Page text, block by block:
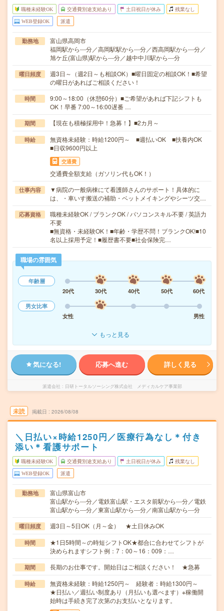
職種未経験OK 交通費別途支給あり 土日祝日が休み 残業なし
WEB登録OK 派遣
勤務地
富山県高岡市
福岡駅から---分／高岡駅駅から---分／西高岡駅から---分／
旭ケ丘(富山県)駅から---分／越中中川駅から---分
曜日頻度
週3日～（週2日～も相談OK）■曜日固定の相談OK！■希望
の曜日があればご相談ください！
時間
9:00～18:00（休憩60分）■ご希望があれば下記シフトも
OK！早番 7:00～16:00遅番 …
期間 【現在も積極採用中！急募！】■2カ月～
時給
無資格未経験：時給1200円～ ■週払いOK ■扶養内OK
■日収9600円以上
交通費
交通費全額支給（ガソリン代もOK！）
仕事内容
▼病院の一般病棟にて看護師さんのサポート！具体的に
は、・車いす搬送の補助・ベットメイキングやシーツ交…
応募資格
職種未経験OK / ブランクOK / パソコンスキル不要 / 英語力
不要
■無資格・未経験OK！■年齢・学歴不問！ブランクOK!■10
名以上採用予定！■履歴書不要■社会保険完…
職場の雰囲気
年齢層
20代
30代 40代 50代
60代
男女比率
女性
男性
もっと見る
気になる! 応募へ進む 詳しく見る
派遣会社 日研トータルソーシング株式会社 メディカルケア事業部
未読 掲載日 2026/08/08
＼日払い×時給1250円／医療行為なし＊付き
添い＊看護サポート
職種未経験OK 交通費別途支給あり 土日祝日が休み 残業なし
WEB登録OK 派遣
勤務地
富山県富山市
富山駅から---分／電鉄富山駅・エスタ前駅から---分／電鉄
富山駅から---分／東富山駅から---分／南富山駅から---分
曜日頻度 週3日～5日OK（月～金） ★土日休みOK
時間
★1日5時間～の時短シフトOK★都合に合わせてシフトが
決められますシフト例：7：00～16：009：…
期間 長期のお仕事です。開始日はご相談ください！ ★急募
時給
無資格未経験：時給1250円～ 経験者：時給1300円～
★日払い／週払い制度あり（月払いも選べます）※稼働開
始時は手続き完了次第のお支払いとなります。